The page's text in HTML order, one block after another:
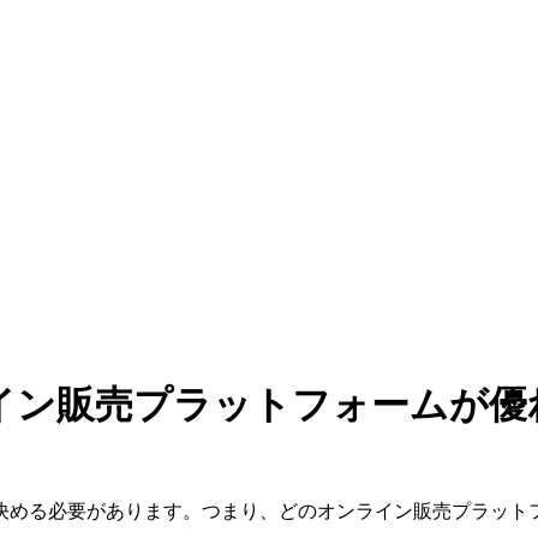
ン販売プラットフォームが
る必要があります。つまり、どのオンライン販売プラッ